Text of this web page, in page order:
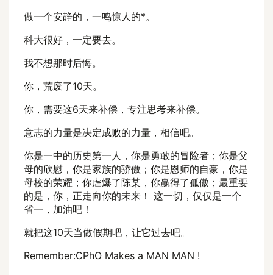
做一个安静的，一鸣惊人的*。
科大很好，一定要去。
我不想那时后悔。
你，荒废了10天。
你，需要这6天来补偿，专注思考来补偿。
意志的力量是决定成败的力量，相信吧。
你是一中的历史第一人，你是勇敢的冒险者；你是父
母的欣慰，你是家族的骄傲；你是恩师的自豪，你是
母校的荣耀；你虐爆了陈某，你赢得了孤傲；最重要
的是，你，正走向你的未来！ 这一切，仅仅是一个
省一，加油吧！
就把这10天当做假期吧，让它过去吧。
Remember:CPhO Makes a MAN MAN !